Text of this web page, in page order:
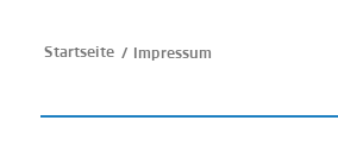
Startseite / Impressum